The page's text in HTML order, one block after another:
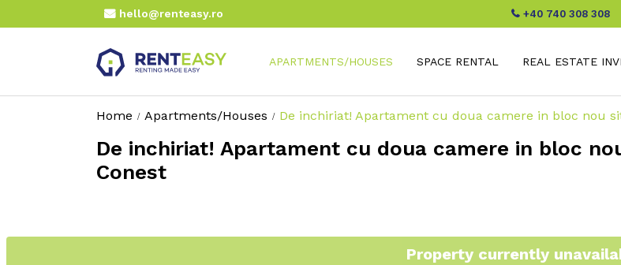
hello@renteasy.ro +40 740 308 308
APARTMENTS/HOUSES SPACE RENTAL REAL ESTATE
Home Apartments/Houses De inchiriat! Apartament cu doua camere in bloc nou
De inchiriat! Apartament cu doua camere in bloc
Conest
Property currently